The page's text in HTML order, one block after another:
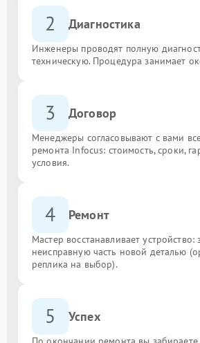
2 Диагностика
Инженеры проводят полную
техническую. Процедура занимает
3 Договор
Менеджеры согласовывают с вами
ремонта Infocus: стоимость, сроки,
условия.
4 Ремонт
Мастер восстанавливает устройство:
неисправную часть новой деталью
реплика на выбор).
5 Успех